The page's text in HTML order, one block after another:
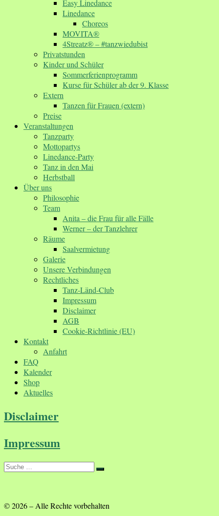
Easy Linedance
Linedance
Choreos
MOVITA®
4Streatz® – #tanzwiedubist
Privatstunden
Kinder und Schüler
Sommerferienprogramm
Kurse für Schüler ab der 9. Klasse
Extern
Tanzen für Frauen (extern)
Preise
Veranstaltungen
Tanzparty
Mottopartys
Linedance-Party
Tanz in den Mai
Herbstball
Über uns
Philosophie
Team
Anita – die Frau für alle Fälle
Werner – der Tanzlehrer
Räume
Saalvermietung
Galerie
Unsere Verbindungen
Rechtliches
Tanz-Länd-Club
Impressum
Disclaimer
AGB
Cookie-Richtlinie (EU)
Kontakt
Anfahrt
FAQ
Kalender
Shop
Aktuelles
Disclaimer
Impressum
Suche
Suche
© 2026– Alle Rechte vorbehalten